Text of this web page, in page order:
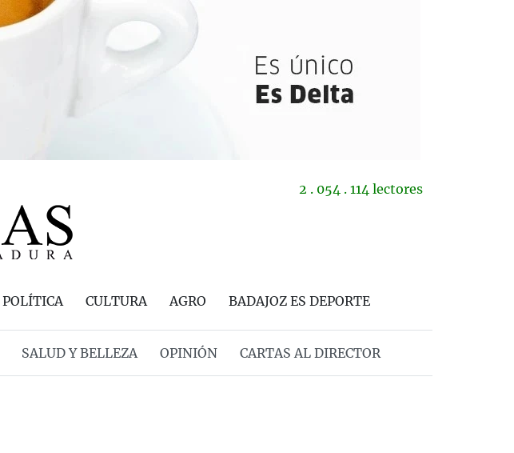
2 . 054 . 114 lectores
POLÍTICA CULTURA AGRO BADAJOZ ES DEPORTE
SALUD Y BELLEZA OPINIÓN CARTAS AL DIRECTOR